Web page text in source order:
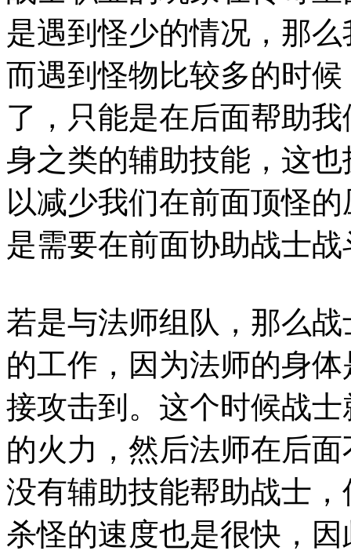
是遇到怪少的情况，那
而遇到怪物比较多的时
了，只能是在后面帮助
身之类的辅助技能，这
以减少我们在前面顶怪
是需要在前面协助战士战
若是与法师组队，那么
的工作，因为法师的身
接攻击到。这个时候战
的火力，然后法师在后
没有辅助技能帮助战士
杀怪的速度也是很快，